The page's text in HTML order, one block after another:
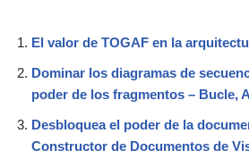
El valor de TOGAF en la
Dominar los diagramas de
poder de los fragmentos – Bucle,
Desbloquea el poder de la
Constructor de Documentos de